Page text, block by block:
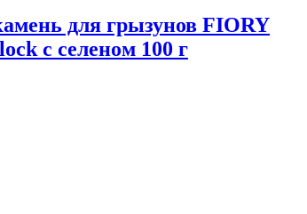
для грызунов FIORY
с селеном 100 г